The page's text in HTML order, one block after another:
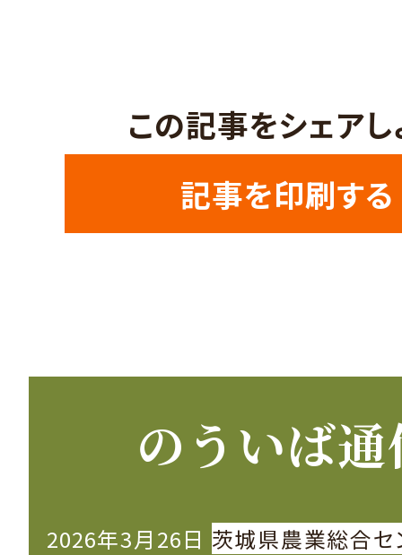
この記事をシェアし
記事を印刷する
のういば
2026年3月26日 茨城県農業総合セ